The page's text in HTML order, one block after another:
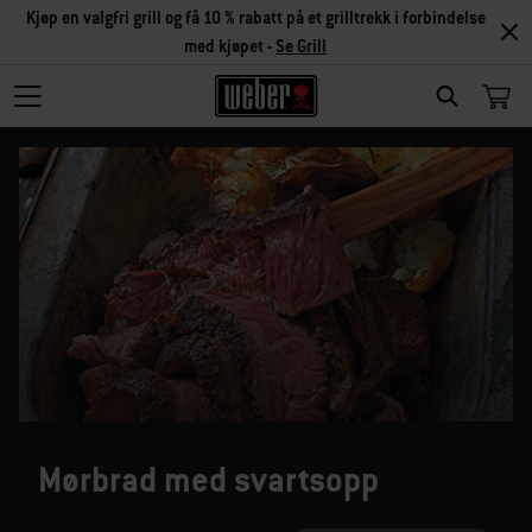
SEARCH
Kjøp en valgfri grill og få 10 % rabatt på et grilltrekk i forbindelse
med kjøpet - Se Grill
Mørbrad med svartsopp